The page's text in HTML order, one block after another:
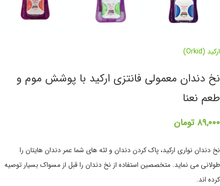
ارکید (Orkid)
نخ دندان معمولی فانتزی ارکید با پوشش موم و
طعم نعنا
۸۹,۰۰۰ تومان
نخ دندان نواری ارکید، پاک کردن دندان و لثه های شما عمر دندان هایتان را
طولانی می نماید. متخصصین استفاده از نخ دندان را قبل از مسواک بسیار توصیه
کرده اند.